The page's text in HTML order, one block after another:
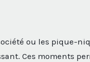
ou les pique-
Ces moments